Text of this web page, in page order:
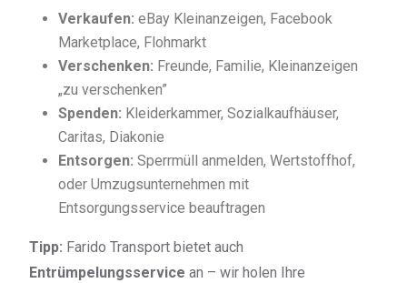
Verkaufen: eBay Kleinanzeigen, Facebook
Marketplace, Flohmarkt
Verschenken: Freunde, Familie, Kleinanzeigen
„zu verschenken”
Spenden: Kleiderkammer, Sozialkaufhäuser,
Caritas, Diakonie
Entsorgen: Sperrmüll anmelden, Wertstoffhof,
oder Umzugsunternehmen mit
Entsorgungsservice beauftragen
Tipp: Farido Transport bietet auch
Entrümpelungsservice an – wir holen Ihre